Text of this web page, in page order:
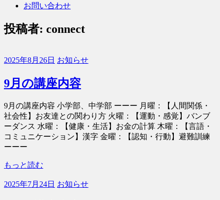
ー
connect
お問い合わせ
投稿者: connect
2025年8月26日 お知らせ
9月の講座内容
9月の講座内容 小学部、中学部 ーーー 月曜：【人間関係・
社会性】お友達との関わり方 火曜：【運動・感覚】バンブ
ーダンス 水曜：【健康・生活】お金の計算 木曜：【言語・
コミュニケーション】漢字 金曜：【認知・行動】避難訓練
ーーー
もっと読む
2025年7月24日 お知らせ